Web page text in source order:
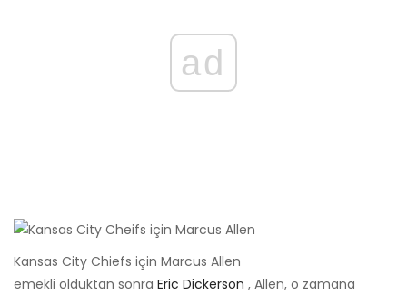
ad
Kansas City Chiefs için Marcus Allen
emekli olduktan sonra Eric Dickerson , Allen, o zamana